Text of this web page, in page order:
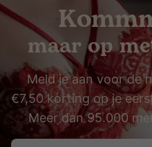
maar op
Meld je aan voor de
€7,50 korting op je
Meer dan 95.000